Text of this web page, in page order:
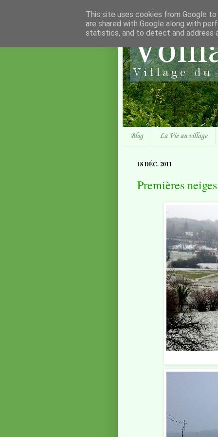
Blog La Vie au village
18 DÉC. 2011
Premières
This site uses cookies from Google
are shared with Google along with
statistics, and to detect and address